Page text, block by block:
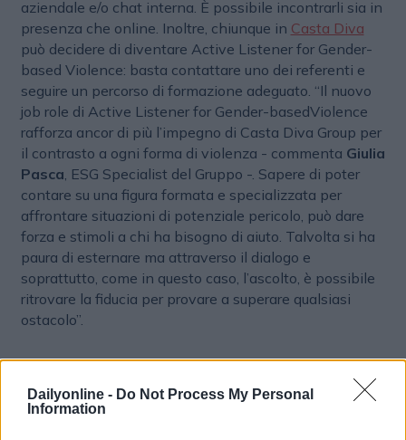
Dailyonline - Do Not Process My Personal
Information
aziendale e/o chat interna. È possibile incontrarli sia in
presenza che online. Inoltre, chiunque in Casta Diva
può decidere di diventare Active Listener for Gender-
based Violence: basta contattare uno dei referenti e
seguire un percorso di formazione adeguato. “Il nuovo
job role di Active Listener for Gender-basedViolence
rafforza ancor di più l’impegno di Casta Diva Group per
il contrasto a ogni forma di violenza - commenta Giulia
Pasca, ESG Specialist del Gruppo -. Sapere di poter
contare su una figura formata e specializzata per
affrontare situazioni di potenziale pericolo, può dare
forza e stimoli a chi ha bisogno di aiuto. Talvolta si ha
paura di esternare ma attraverso il dialogo e
soprattutto, come in questo caso, l’ascolto, è possibile
ritrovare la fiducia per provare a superare qualsiasi
ostacolo”.